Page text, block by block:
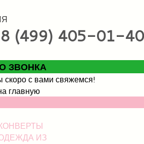
8 (499) 405-01-40
ЗВОНКА
скоро с вами свяжемся!
главную
ИЗ